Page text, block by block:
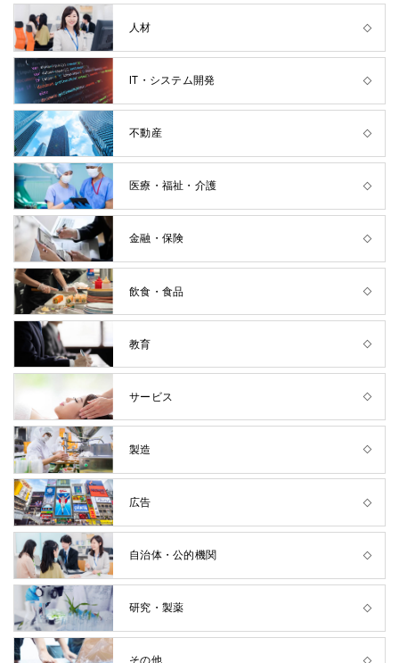
人材
IT・システム開発
不動産
医療・福祉・介護
金融・保険
飲食・食品
教育
サービス
製造
広告
自治体・公的機関
研究・製薬